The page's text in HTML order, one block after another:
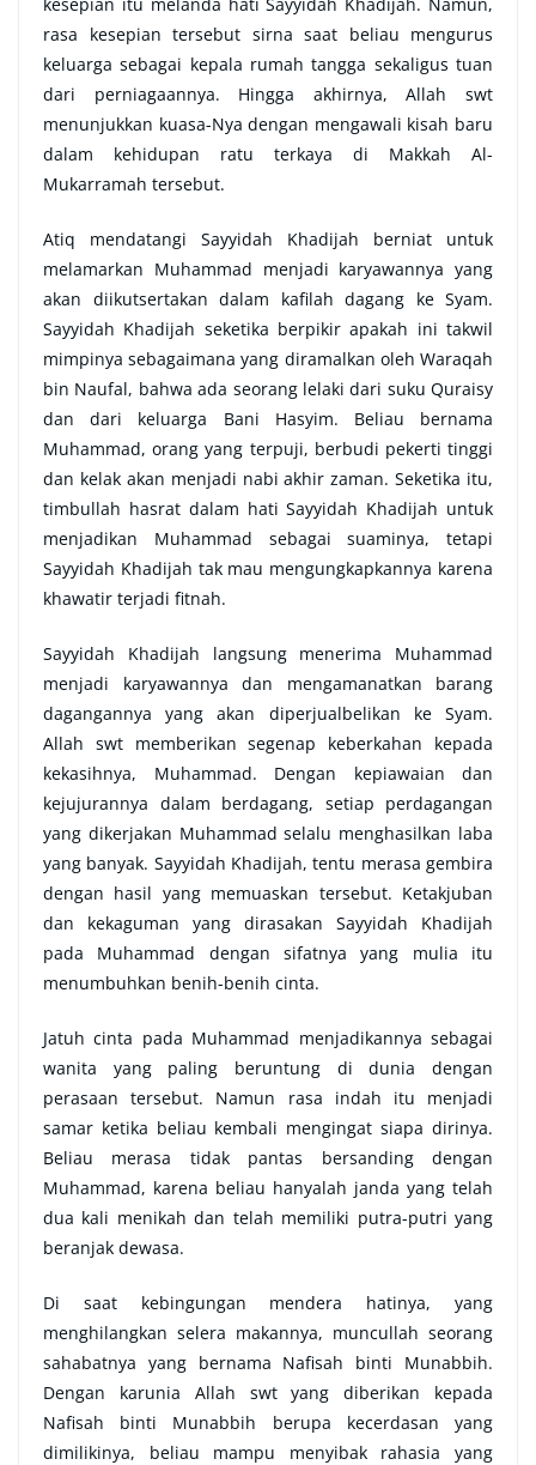
rasa kesepian tersebut sirna saat beliau mengurus
keluarga sebagai kepala rumah tangga sekaligus tuan
dari perniagaannya. Hingga akhirnya, Allah swt
menunjukkan kuasa-Nya dengan mengawali kisah baru
dalam kehidupan ratu terkaya di Makkah Al-
Mukarramah tersebut.
Atiq mendatangi Sayyidah Khadijah berniat untuk
melamarkan Muhammad menjadi karyawannya yang
akan diikutsertakan dalam kafilah dagang ke Syam.
Sayyidah Khadijah seketika berpikir apakah ini takwil
mimpinya sebagaimana yang diramalkan oleh Waraqah
bin Naufal, bahwa ada seorang lelaki dari suku Quraisy
dan dari keluarga Bani Hasyim. Beliau bernama
Muhammad, orang yang terpuji, berbudi pekerti tinggi
dan kelak akan menjadi nabi akhir zaman. Seketika itu,
timbullah hasrat dalam hati Sayyidah Khadijah untuk
menjadikan Muhammad sebagai suaminya, tetapi
Sayyidah Khadijah tak mau mengungkapkannya karena
khawatir terjadi fitnah.
Sayyidah Khadijah langsung menerima Muhammad
menjadi karyawannya dan mengamanatkan barang
dagangannya yang akan diperjualbelikan ke Syam.
Allah swt memberikan segenap keberkahan kepada
kekasihnya, Muhammad. Dengan kepiawaian dan
kejujurannya dalam berdagang, setiap perdagangan
yang dikerjakan Muhammad selalu menghasilkan laba
yang banyak. Sayyidah Khadijah, tentu merasa gembira
dengan hasil yang memuaskan tersebut. Ketakjuban
dan kekaguman yang dirasakan Sayyidah Khadijah
pada Muhammad dengan sifatnya yang mulia itu
menumbuhkan benih-benih cinta.
Jatuh cinta pada Muhammad menjadikannya sebagai
wanita yang paling beruntung di dunia dengan
perasaan tersebut. Namun rasa indah itu menjadi
samar ketika beliau kembali mengingat siapa dirinya.
Beliau merasa tidak pantas bersanding dengan
Muhammad, karena beliau hanyalah janda yang telah
dua kali menikah dan telah memiliki putra-putri yang
beranjak dewasa.
Di saat kebingungan mendera hatinya, yang
menghilangkan selera makannya, muncullah seorang
sahabatnya yang bernama Nafisah binti Munabbih.
Dengan karunia Allah swt yang diberikan kepada
Nafisah binti Munabbih berupa kecerdasan yang
dimilikinya, beliau mampu menyibak rahasia yang